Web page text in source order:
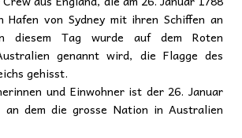
Hafen von Sydney mit ihren Schiffen an
diesem Tag wurde auf dem Roten
genannt wird, die Flagge des
gehisst.
und Einwohner ist der 26. Januar
an dem die grosse Nation in Australien